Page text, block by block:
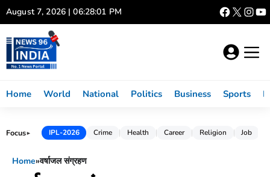
Skip
to
content
August 7, 2026 | 06:28:01 PM
Home World National Politics Business Sports
Focus► IPL-2026 Crime Health Career Religion Job
Home»वर्षाजल संग्रहण